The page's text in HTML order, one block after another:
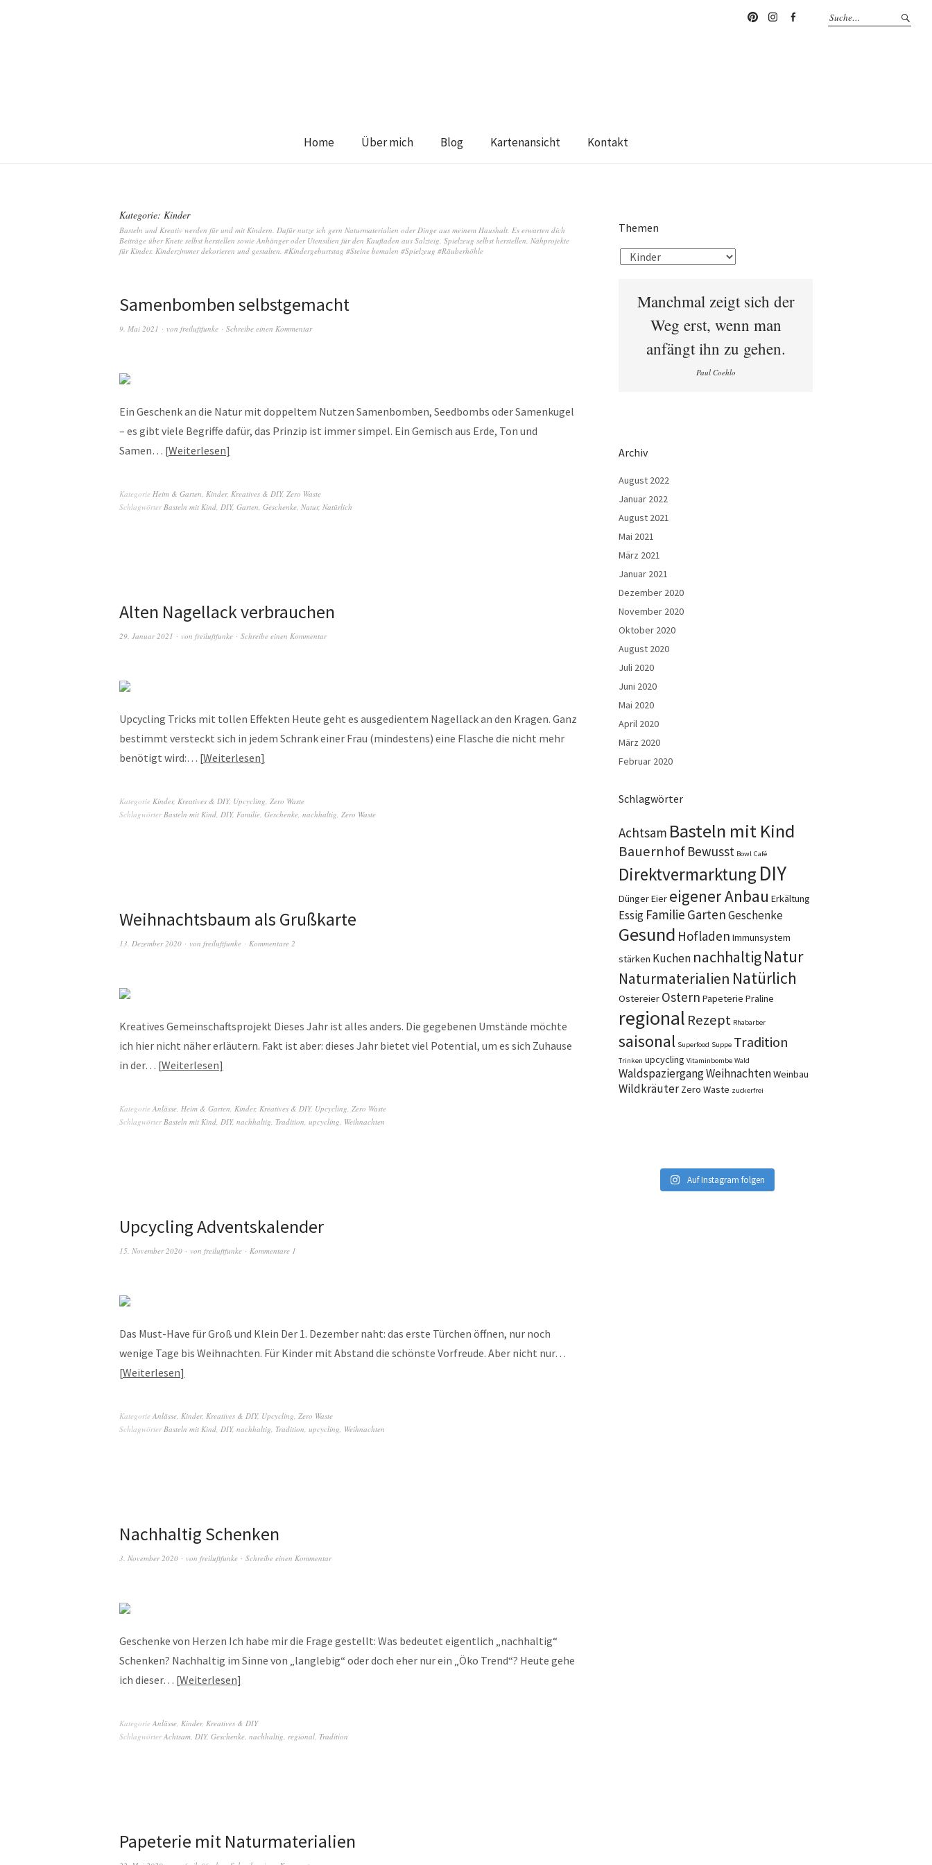
Home Über mich Blog Kartenansicht Kontakt
Kategorie: Kinder
Basteln und Kreativ werden für und mit Kindern. Dafür nutze ich gern Naturmaterialien oder Dinge aus meinem Haushalt. Es erwarten dich
Beiträge über Knete selbst herstellen sowie Anhänger oder Utensilien für den Kaufladen aus Salzteig. Spielzeug selbst herstellen. Nähprojekte
für Kinder. Kinderzimmer dekorieren und gestalten. #Kindergeburtstag #Steine bemalen #Spielzeug #Räuberhöhle
Samenbomben selbstgemacht
9. Mai 2021 von freiluftfunke Schreibe einen Kommentar
Ein Geschenk an die Natur mit doppeltem Nutzen Samenbomben, Seedbombs oder Samenkugel
– es gibt viele Begriffe dafür, das Prinzip ist immer simpel. Ein Gemisch aus Erde, Ton und
Samen… Weiterlesen
Kategorie Heim & Garten, Kinder, Kreatives & DIY, Zero Waste
SchlagwörterBasteln mit Kind, DIY, Garten, Geschenke, Natur, Natürlich
Alten Nagellack verbrauchen
29. Januar 2021 von freiluftfunke Schreibe einen Kommentar
Upcycling Tricks mit tollen Effekten Heute geht es ausgedientem Nagellack an den Kragen. Ganz
bestimmt versteckt sich in jedem Schrank einer Frau (mindestens) eine Flasche die nicht mehr
benötigt wird:… Weiterlesen
Kategorie Kinder, Kreatives & DIY, Upcycling, Zero Waste
SchlagwörterBasteln mit Kind, DIY, Familie, Geschenke, nachhaltig, Zero Waste
Weihnachtsbaum als Grußkarte
13. Dezember 2020 von freiluftfunke Kommentare 2
Kreatives Gemeinschaftsprojekt Dieses Jahr ist alles anders. Die gegebenen Umstände möchte
ich hier nicht näher erläutern. Fakt ist aber: dieses Jahr bietet viel Potential, um es sich Zuhause
in der… Weiterlesen
Kategorie Anlässe, Heim & Garten, Kinder, Kreatives & DIY, Upcycling, Zero Waste
SchlagwörterBasteln mit Kind, DIY, nachhaltig, Tradition, upcycling, Weihnachten
Upcycling Adventskalender
15. November 2020 von freiluftfunke Kommentare 1
Das Must-Have für Groß und Klein Der 1. Dezember naht: das erste Türchen öffnen, nur noch
wenige Tage bis Weihnachten. Für Kinder mit Abstand die schönste Vorfreude. Aber nicht nur…
Weiterlesen
Kategorie Anlässe, Kinder, Kreatives & DIY, Upcycling, Zero Waste
SchlagwörterBasteln mit Kind, DIY, nachhaltig, Tradition, upcycling, Weihnachten
Nachhaltig Schenken
3. November 2020 von freiluftfunke Schreibe einen Kommentar
Geschenke von Herzen Ich habe mir die Frage gestellt: Was bedeutet eigentlich „nachhaltig“
Schenken? Nachhaltig im Sinne von „langlebig“ oder doch eher nur ein „Öko Trend“? Heute gehe
ich dieser… Weiterlesen
Kategorie Anlässe, Kinder, Kreatives & DIY
SchlagwörterAchtsam, DIY, Geschenke, nachhaltig, regional, Tradition
Papeterie mit Naturmaterialien
Themen
Manchmal zeigt sich der
Weg erst, wenn man
anfängt ihn zu gehen.
Paul Coehlo
Archiv
August 2022
Januar 2022
August 2021
Mai 2021
März 2021
Januar 2021
Dezember 2020
November 2020
Oktober 2020
August 2020
Juli 2020
Juni 2020
Mai 2020
April 2020
März 2020
Februar 2020
Schlagwörter
Achtsam Basteln mit Kind
Bauernhof Bewusst Bowl Café
DirektvermarktungDIY
DüngerEier eigener Anbau Erkältung
Essig Familie GartenGeschenke
Gesund Hofladen Immunsystem
stärken Kuchen nachhaltigNatur
Naturmaterialien Natürlich
Ostereier Ostern Papeterie Praline
regional Rezept Rhabarber
saisonal Superfood Suppe Tradition
Trinken upcycling Vitaminbombe Wald
WaldspaziergangWeihnachtenWeinbau
Wildkräuter Zero Waste zuckerfrei
Auf Instagram folgen